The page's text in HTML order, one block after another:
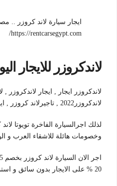
ايجار سيارة لاند كروزر ..
https://rentcarsegypt.com/
لاندكروزر للايجار
لاندكروزر ايجار , ايجار لاندكروزر ,
لاندكروزر2022 , تاجيرلاند كروزر , ايجارلاندكروزر01100092199.
لذلك اجرالسيارة الفاخرة تويوتا
وخصومات هائلة للاشقاء العرب و
20 % على الايجار بدون سائق و استمتع بأفضل